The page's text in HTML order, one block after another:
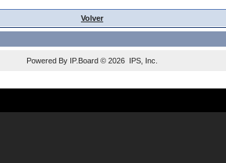
Volver
Powered By IP.Board © 2026 IPS, Inc